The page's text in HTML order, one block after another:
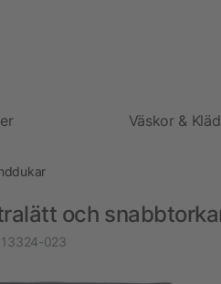
Väskor &
och
023